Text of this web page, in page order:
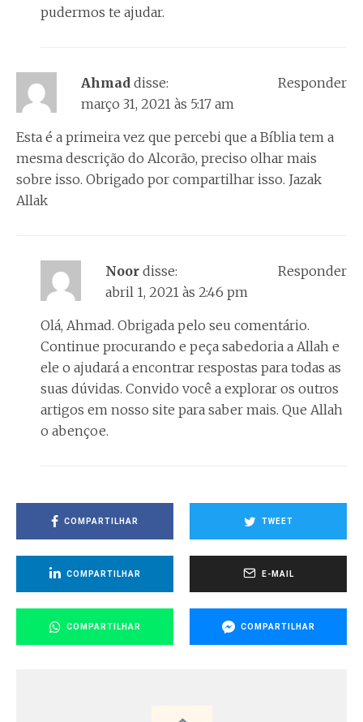
pudermos te ajudar.
Ahmad disse:
março 31, 2021 às 5:17 am
Esta é a primeira vez que percebi que a Bíblia tem a
mesma descrição do Alcorão, preciso olhar mais
sobre isso. Obrigado por compartilhar isso. Jazak
Allak
Responder
Noor disse:
abril 1, 2021 às 2:46 pm
Olá, Ahmad. Obrigada pelo seu comentário.
Continue procurando e peça sabedoria a Allah e
ele o ajudará a encontrar respostas para todas as
suas dúvidas. Convido você a explorar os outros
artigos em nosso site para saber mais. Que Allah
o abençoe.
Responder
COMPARTILHAR TWEET
COMPARTILHAR E-MAIL
COMPARTILHAR COMPARTILHAR